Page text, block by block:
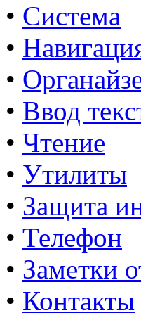
• Система
•
•
• Ввод
• Чтение
• Утилиты
• Защита
• Телефон
• Заметки
• Контакты